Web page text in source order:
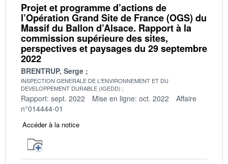
Projet et programme d’actions de
l’Opération Grand Site de France (OGS) du
Massif du Ballon d’Alsace. Rapport à la
commission supérieure des sites,
perspectives et paysages du 29 septembre
2022
BRENTRUP, Serge
INSPECTION GENERALE DE L'ENVIRONNEMENT ET DU
DEVELOPPEMENT DURABLE (IGEDD)
Rapport: sept. 2022 Mise en ligne: oct. 2022
Affaire
n°014444-01
Accéder à la notice